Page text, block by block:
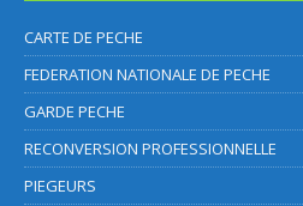
CARTE DE PECHE
FEDERATION NATIONALE DE PECHE
GARDE PECHE
RECONVERSION PROFESSIONNELLE
PIEGEURS